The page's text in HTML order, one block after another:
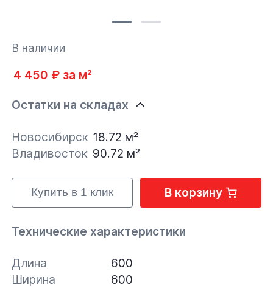
В наличии
4 450 ₽ за м²
Остатки на складах
Новосибирск 18.72 м²
Владивосток 90.72 м²
Купить в 1 клик В корзину
Технические характеристики
Длина
600
Ширина
600